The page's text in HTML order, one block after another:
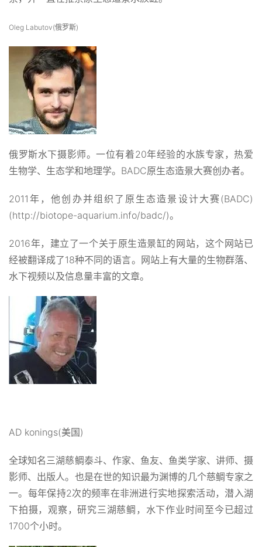
Oleg Labutov(俄罗斯)
俄罗斯水下摄影师。一位有着20年经验的水族专家，热爱
生物学、生态学和地理学。BADC原生态造景大赛创办者。
2011年，他创办并组织了原生态造景设计大赛(BADC)
(http://biotope-aquarium.info/badc/)。
2016年，建立了一个关于原生造景缸的网站，这个网站已
经被翻译成了18种不同的语言。网站上有大量的生物群落、
水下视频以及信息量丰富的文章。
AD konings(美国)
全球知名三湖慈鲷泰斗、作家、鱼友、鱼类学家、讲师、摄
影师、出版人。也是在世的知识最为渊博的几个慈鲷专家之
一。每年保持2次的频率在非洲进行实地探索活动，潜入湖
下拍摄，观察，研究三湖慈鲷，水下作业时间至今已超过
1700个小时。